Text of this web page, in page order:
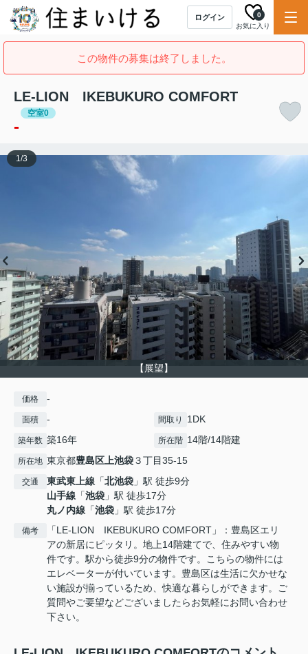
ログイン
お気に入り
0
この物件の募集は終了しました。
LE-LION IKEBUKURO COMFORT
空室0
-
【展望】
1/3
価格 -
面積 - 間取り 1DK
築年数 築16年 所在階 14階/14階建
所在地 東京都豊島区上池袋３丁目35-15
交通 東武東上線 「北池袋 」駅 徒歩9分
山手線 「池袋 」駅 徒歩17分
丸ノ内線 「池袋 」駅 徒歩17分
備考
「LE-LION IKEBUKURO COMFORT」：豊島区エリ
アの新居にピッタリ。地上14階建てで、住みやすい物
件です。駅から徒歩9分の物件です。こちらの物件には
エレベーターが付いています。豊島区は生活に欠かせな
い施設が揃っているため、快適な暮らしができます。ご
質問やご要望などございましたらお気軽にお問い合わせ
下さい。